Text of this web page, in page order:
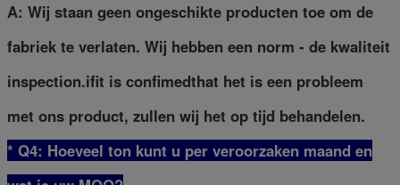
A: Wij staan geen ongeschikte producten toe om de
fabriek te verlaten. Wij hebben een norm - de kwaliteit
inspection.ifit is confimedthat het is een probleem
met ons product, zullen wij het op tijd behandelen.
* Q4: Hoeveel ton kunt u per veroorzaken maand en